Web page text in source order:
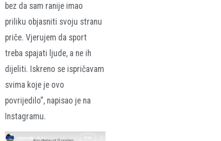
bez da sam ranije imao
priliku objasniti svoju stranu
priče. Vjerujem da sport
treba spajati ljude, a ne ih
dijeliti. Iskreno se ispričavam
svima koje je ovo
povrijedilo”, napisao je na
Instagramu.